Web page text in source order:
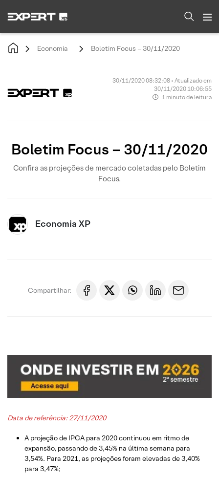
Economia Boletim Focus – 30/11/2020
30/11/2020 08:32:08 • Atualizado em
30/11/2020 10:06:55
1 minuto de leitura
Boletim Focus – 30/11/2020
Confira as projeções de mercado coletadas pelo Boletim
Focus.
Economia XP
Compartilhar:
Data de referência: 27/11/2020
A projeção de IPCA para 2020 continuou em ritmo de
expansão, passando de 3,45% na última semana para
3,54%. Para 2021, as projeções foram elevadas de 3,40%
para 3,47%;